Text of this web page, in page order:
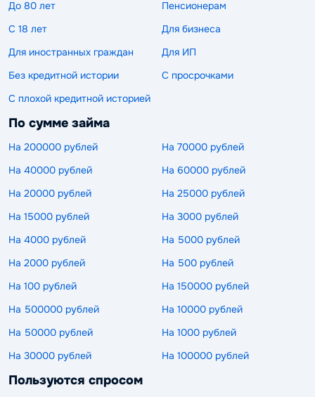
До 80 лет
Пенсионерам
С 18 лет
Для бизнеса
Для иностранных граждан
Для ИП
Без кредитной истории
С просрочками
С плохой кредитной историей
По сумме займа
На 200000 рублей
На 70000 рублей
На 40000 рублей
На 60000 рублей
На 20000 рублей
На 25000 рублей
На 15000 рублей
На 3000 рублей
На 4000 рублей
На 5000 рублей
На 2000 рублей
На 500 рублей
На 100 рублей
На 150000 рублей
На 500000 рублей
На 10000 рублей
На 50000 рублей
На 1000 рублей
На 30000 рублей
На 100000 рублей
Пользуются спросом